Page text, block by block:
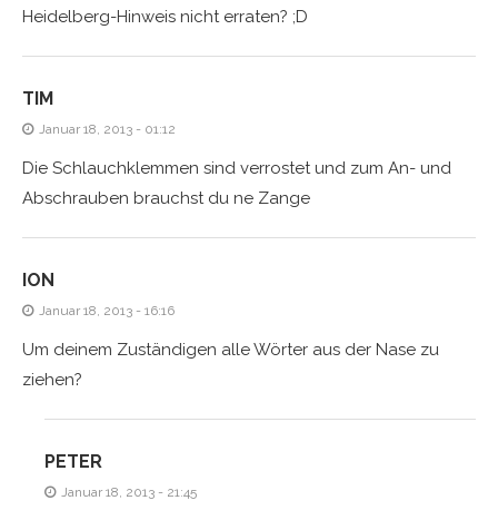
Heidelberg-Hinweis nicht erraten? ;D
TIM
Januar 18, 2013 - 01:12
Die Schlauchklemmen sind verrostet und zum An- und
Abschrauben brauchst du ne Zange
ION
Januar 18, 2013 - 16:16
Um deinem Zuständigen alle Wörter aus der Nase zu
ziehen?
PETER
Januar 18, 2013 - 21:45